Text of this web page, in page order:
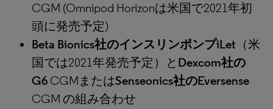
CGM (Omnipod Horizonは米国で2021年初
頭に発売予定)
Beta Bionics社のインスリンポンプiLet （米
国では2021年発売予定）と Dexcom社の
G6 CGMまたはSenseonics社のEversense
CGM の組み合わせ